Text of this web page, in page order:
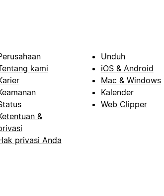
kami
&
privasi Anda
Unduh
iOS & Android
Mac & Windows
Kalender
Web Clipper